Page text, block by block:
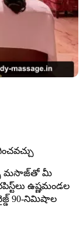
మసాజ్‌తో మీ
ఉష్ణమండల
90-నిమిషాల